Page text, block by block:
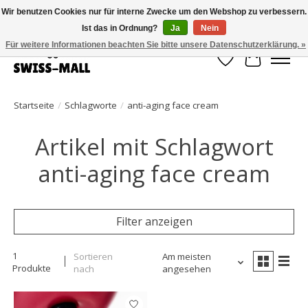
Kostenloser Versand ab CHF 250 – pünktlich und zuverlässig geliefert
Wunschzettel
Ihr
Startseite / Schlagworte / anti-aging face cream
Artikel mit Schlagwort
anti-aging face cream
Filter anzeigen
1
Produkte
Sortieren
nach
Am meisten
angesehen
Wir benutzen Cookies nur für interne Zwecke um den Webshop zu verbessern.
Ist das in Ordnung?
Ja
Nein
Für weitere Informationen beachten Sie bitte unsere Datenschutzerklärung. »